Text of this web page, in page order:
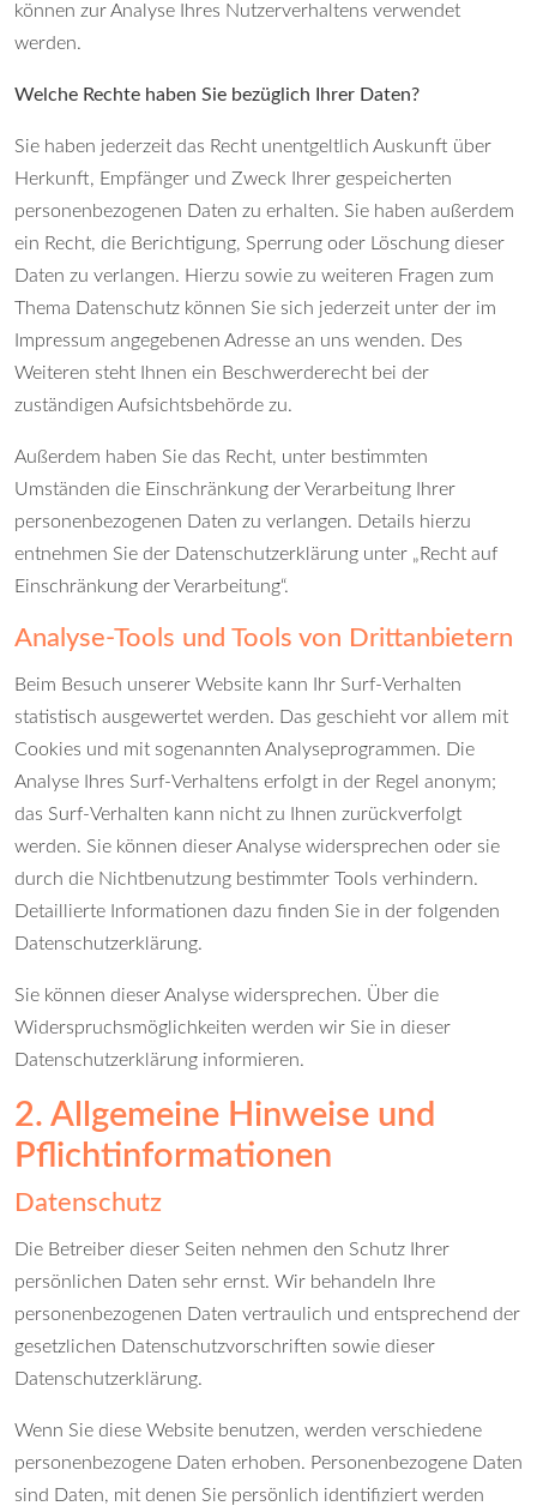
können zur Analyse Ihres Nutzerverhaltens verwendet
werden.
Welche Rechte haben Sie bezüglich Ihrer Daten?
Sie haben jederzeit das Recht unentgeltlich Auskunft über
Herkunft, Empfänger und Zweck Ihrer gespeicherten
personenbezogenen Daten zu erhalten. Sie haben außerdem
ein Recht, die Berichtigung, Sperrung oder Löschung dieser
Daten zu verlangen. Hierzu sowie zu weiteren Fragen zum
Thema Datenschutz können Sie sich jederzeit unter der im
Impressum angegebenen Adresse an uns wenden. Des
Weiteren steht Ihnen ein Beschwerderecht bei der
zuständigen Aufsichtsbehörde zu.
Außerdem haben Sie das Recht, unter bestimmten
Umständen die Einschränkung der Verarbeitung Ihrer
personenbezogenen Daten zu verlangen. Details hierzu
entnehmen Sie der Datenschutzerklärung unter „Recht auf
Einschränkung der Verarbeitung“.
Analyse-Tools und Tools von Drittanbietern
Beim Besuch unserer Website kann Ihr Surf-Verhalten
statistisch ausgewertet werden. Das geschieht vor allem mit
Cookies und mit sogenannten Analyseprogrammen. Die
Analyse Ihres Surf-Verhaltens erfolgt in der Regel anonym;
das Surf-Verhalten kann nicht zu Ihnen zurückverfolgt
werden. Sie können dieser Analyse widersprechen oder sie
durch die Nichtbenutzung bestimmter Tools verhindern.
Detaillierte Informationen dazu finden Sie in der folgenden
Datenschutzerklärung.
Sie können dieser Analyse widersprechen. Über die
Widerspruchsmöglichkeiten werden wir Sie in dieser
Datenschutzerklärung informieren.
2. Allgemeine Hinweise und
Pflichtinformationen
Datenschutz
Die Betreiber dieser Seiten nehmen den Schutz Ihrer
persönlichen Daten sehr ernst. Wir behandeln Ihre
personenbezogenen Daten vertraulich und entsprechend der
gesetzlichen Datenschutzvorschriften sowie dieser
Datenschutzerklärung.
Wenn Sie diese Website benutzen, werden verschiedene
personenbezogene Daten erhoben. Personenbezogene Daten
sind Daten, mit denen Sie persönlich identifiziert werden